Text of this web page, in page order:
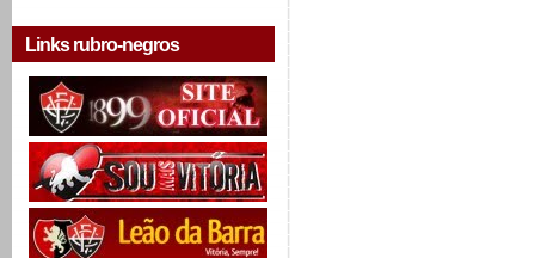
Links rubro-negros